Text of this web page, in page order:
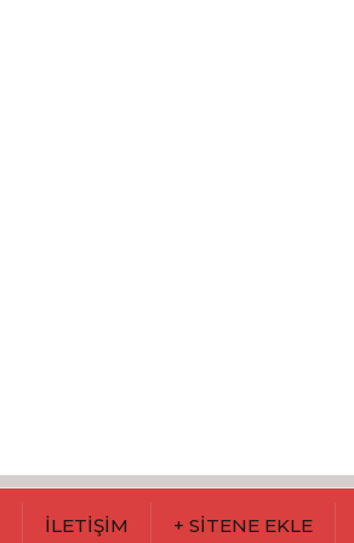
İLETİŞİM + SİTENE EKLE